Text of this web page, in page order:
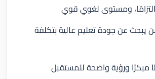
التزامًا، ومستوى لغوي قوي
يبحث عن جودة تعليم عالية بتكلفة
مبكرًا ورؤية واضحة للمستقبل